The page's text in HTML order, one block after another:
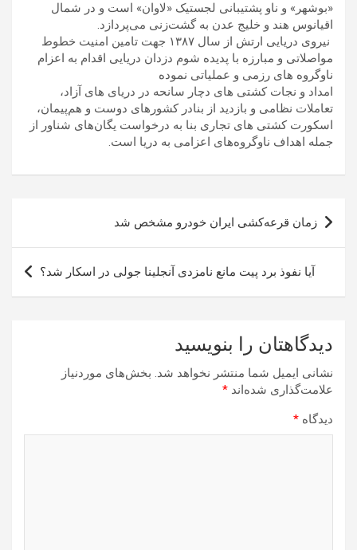
«بوشهر» و ناو پشتیبانی لجستیک «لاوان» است و در شمال
اقیانوس هند و خلیج عدن به گشت‌زنی می‌پردازد.
نیروی دریایی ارتش از سال ۱۳۸۷ جهت تامین امنیت خطوط
مواصلاتی و مبارزه با پدیده شوم دزدان دریایی اقدام به اعزام
ناوگروه های رزمی و عملیاتی نموده
امداد و نجات کشتی های دچار سانحه در دریای های آزاد،
تعاملات نظامی و بازدید از بنادر کشورهای دوست و هم‌پیمان،
اسکورت کشتی های تجاری بنا به درخواست یگان‌های شناور از
جمله اهداف ناوگروه‌های اعزامی به دریا است.
راهبری
نوشته
زمان قرعه‌کشی ایران خودرو مشخص شد
آیا نفوذ برد پیت مانع نامزدی آنجلینا جولی در اسکار شد؟
دیدگاهتان را بنویسید
نشانی ایمیل شما منتشر نخواهد شد. بخش‌های موردنیاز
علامت‌گذاری شده‌اند *
دیدگاه *